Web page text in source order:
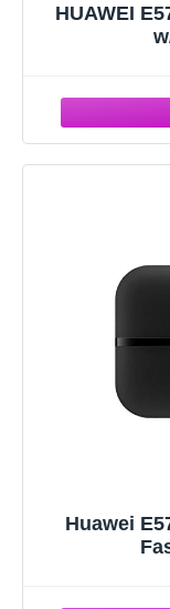
HUAWEI
Huawei